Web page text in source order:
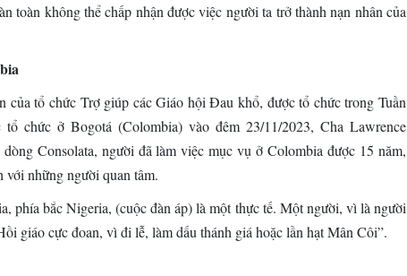
toàn không thể chấp nhận được việc người ta trở thành nạn nhân của
​​của tổ chức Trợ giúp các Giáo hội Đau khổ, được tổ chức trong Tuần
chức ở Bogotá (Colombia) vào đêm 23/11/2023, Cha Lawrence
Consolata, người đã làm việc mục vụ ở Colombia được 15 năm,
với những người quan tâm.
phía bắc Nigeria, (cuộc đàn áp) là một thực tế. Một người, vì là người
giáo cực đoan, vì đi lễ, làm dấu thánh giá hoặc lần hạt Mân Côi”.